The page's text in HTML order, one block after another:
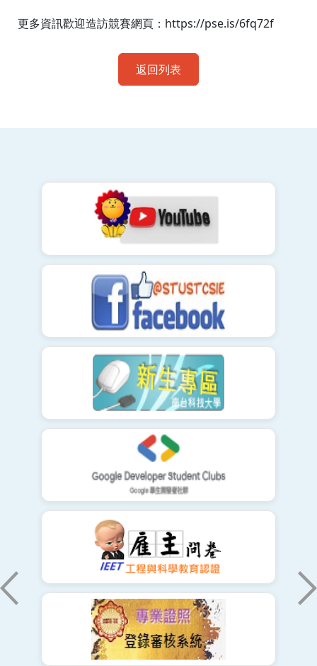
更多資訊歡迎造訪競賽網頁：https://pse.is/6fq72f
返回列表